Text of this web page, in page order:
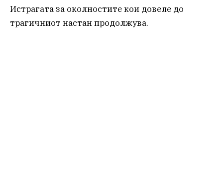
Истрагата за околностите кои довеле до
трагичниот настан продолжува.